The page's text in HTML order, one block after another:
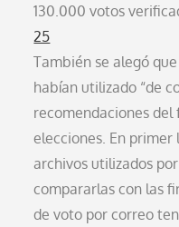
130.000 votos
25
También se alegó
habían utilizado “de
recomendaciones del
elecciones. En primer
archivos utilizados
compararlas con las
de voto por correo